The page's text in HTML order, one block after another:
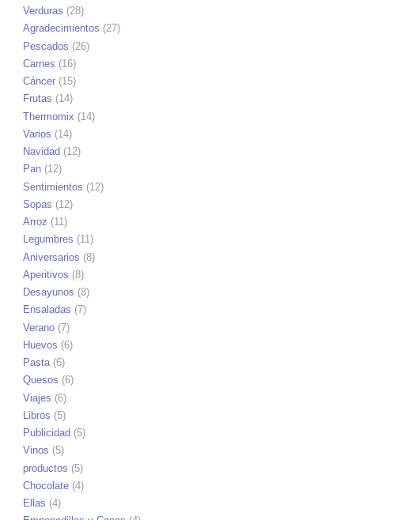
Verduras (28)
Agradecimientos (27)
Pescados (26)
Carnes (16)
Cáncer (15)
Frutas (14)
Thermomix (14)
Varios (14)
Navidad (12)
Pan (12)
Sentimientos (12)
Sopas (12)
Arroz (11)
Legumbres (11)
Aniversarios (8)
Aperitivos (8)
Desayunos (8)
Ensaladas (7)
Verano (7)
Huevos (6)
Pasta(6)
Quesos (6)
Viajes (6)
Libros (5)
Publicidad (5)
Vinos (5)
productos (5)
Chocolate (4)
Ellas (4)